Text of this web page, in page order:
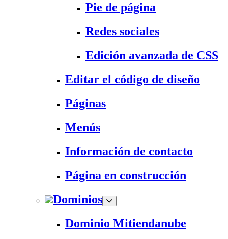
Pie de página
Redes sociales
Edición avanzada de CSS
Editar el código de diseño
Páginas
Menús
Información de contacto
Página en construcción
Dominios
Dominio Mitiendanube